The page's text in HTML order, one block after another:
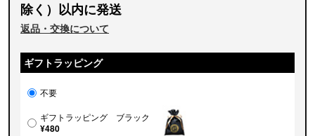
除く）以内に発送
返品・交換について
ギフトラッピング
不要
ギフトラッピング ブラック
¥480